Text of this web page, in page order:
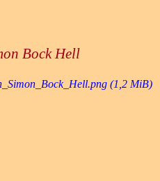
Bock Hell
(1,2 MiB)